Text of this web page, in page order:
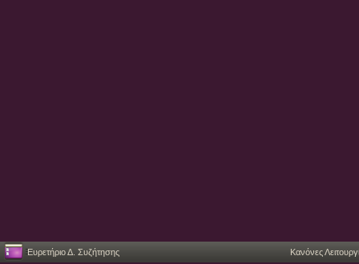
Ευρετήριο Δ. Συζήτησης Κανόνες